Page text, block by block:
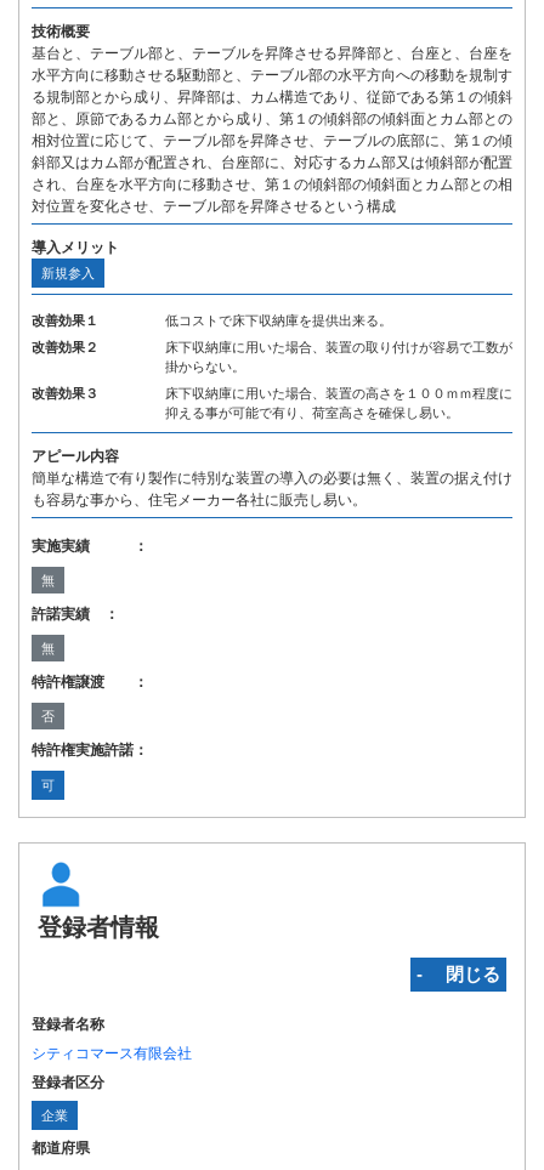
技術概要
基台と、テーブル部と、テーブルを昇降させる昇降部と、台座と、台座を
水平方向に移動させる駆動部と、テーブル部の水平方向への移動を規制す
る規制部とから成り、昇降部は、カム構造であり、従節である第１の傾斜
部と、原節であるカム部とから成り、第１の傾斜部の傾斜面とカム部との
相対位置に応じて、テーブル部を昇降させ、テーブルの底部に、第１の傾
斜部又はカム部が配置され、台座部に、対応するカム部又は傾斜部が配置
され、台座を水平方向に移動させ、第１の傾斜部の傾斜面とカム部との相
対位置を変化させ、テーブル部を昇降させるという構成
導入メリット
新規参入
改善効果１
低コストで床下収納庫を提供出来る。
改善効果２
床下収納庫に用いた場合、装置の取り付けが容易で工数が
掛からない。
改善効果３
床下収納庫に用いた場合、装置の高さを１００ｍｍ程度に
抑える事が可能で有り、荷室高さを確保し易い。
アピール内容
簡単な構造で有り製作に特別な装置の導入の必要は無く、装置の据え付け
も容易な事から、住宅メーカー各社に販売し易い。
実施実績 ：
無
許諾実績 ：
無
特許権譲渡 ：
否
特許権実施許諾：
可
登録者情報
‐ 閉じる
登録者名称
シティコマース有限会社
登録者区分
企業
都道府県